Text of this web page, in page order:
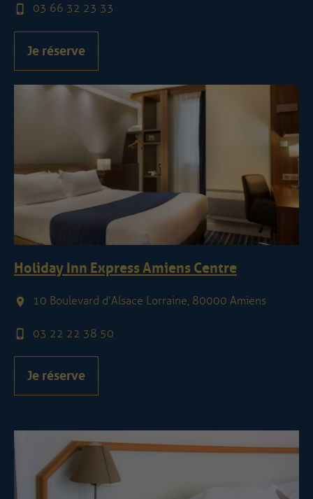
03 66 32 23 33
Je réserve
Holiday Inn Express Amiens Centre
10 Boulevard d'Alsace Lorraine, 80000 Amiens
03 22 22 38 50
Je réserve